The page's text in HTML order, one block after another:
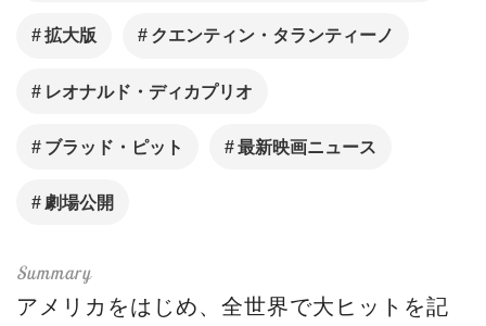
拡大版 クエンティン・タランティーノ
レオナルド・ディカプリオ
ブラッド・ピット 最新映画ニュース
劇場公開
アメリカをはじめ、全世界で大ヒットを記